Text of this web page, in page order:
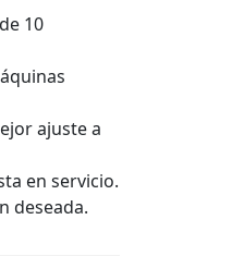
10
ajuste a
en servicio.
deseada.